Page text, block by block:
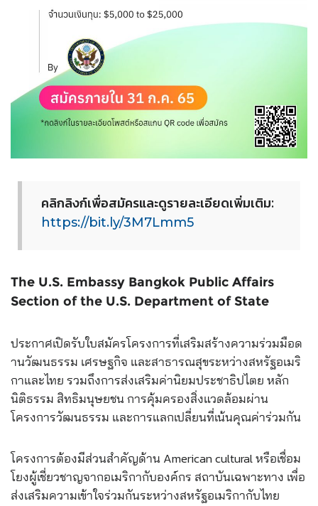
คลิกลิงก์เพื่อสมัครและดูรายละเอียดเพิ่มเติม:
https://bit.ly/3M7Lmm5
The U.S. Embassy Bangkok Public Affairs
Section of the U.S. Department of State
ประกาศเปิดรับใบสมัครโครงการที่เสริมสร้างความร่วมมือด
้านวัฒนธรรม เศรษฐกิจ และสาธารณสุขระหว่างสหรัฐอเมริ
กาและไทย รวมถึงการส่งเสริมค่านิยมประชาธิปไตย หลัก
นิติธรรม สิทธิมนุษยชน การคุ้มครองสิ่งแวดล้อมผ่าน
โครงการวัฒนธรรม และการแลกเปลี่ยนที่เน้นคุณค่าร่วมกัน
โครงการต้องมีส่วนสำคัญด้าน American cultural หรือเชื่อม
โยงผู้เชี่ยวชาญจากอเมริกากับองค์กร สถาบันเฉพาะทาง เพื่อ
ส่งเสริมความเข้าใจร่วมกันระหว่างสหรัฐอเมริกากับไทย